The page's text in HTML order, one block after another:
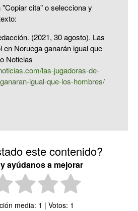
cita" o selecciona y
(2021, 30 agosto). Las
en Noruega ganarán igual que
Noticias
las-jugadoras-de-
igual-que-los-hombres/
este contenido?
ayúdanos a mejorar
media: 1 | Votos: 1